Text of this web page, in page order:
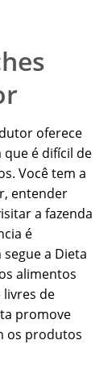
oferece
é difícil de
Você tem a
entender
a fazenda
é
a Dieta
alimentos
de
promove
os produtos